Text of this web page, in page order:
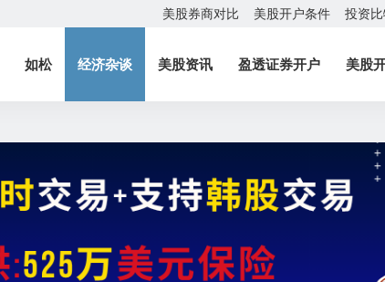
美股券商对比 美股开户条件 投资
如松 经济杂谈 美股资讯 盈透证券开户 美股